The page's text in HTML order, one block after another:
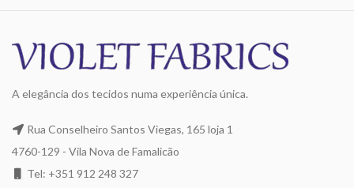
A elegância dos tecidos numa experiência única.
Rua Conselheiro Santos Viegas, 165 loja 1
4760-129 - Vila Nova de Famalicão
Tel: +351 912 248 327